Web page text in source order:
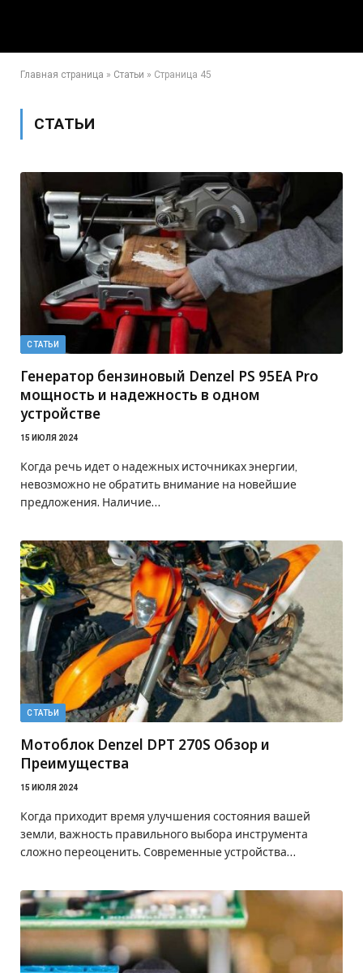
Главная страница » Статьи » Страница 45
СТАТЬИ
СТАТЬИ
Генератор бензиновый Denzel PS 95EA Pro
мощность и надежность в одном
устройстве
15 ИЮЛЯ 2024
Когда речь идет о надежных источниках энергии,
невозможно не обратить внимание на новейшие
предложения. Наличие…
СТАТЬИ
Мотоблок Denzel DPT 270S Обзор и
Преимущества
15 ИЮЛЯ 2024
Когда приходит время улучшения состояния вашей
земли, важность правильного выбора инструмента
сложно переоценить. Современные устройства…